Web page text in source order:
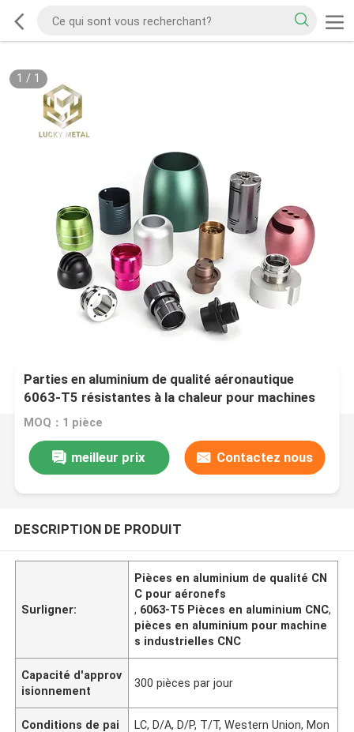
1 / 1
Parties en aluminium de qualité aéronautique
6063-T5 résistantes à la chaleur pour machines
industrielles
MOQ：1 pièce
meilleur prix Contactez nous
DESCRIPTION DE PRODUIT
Surligner:
Pièces en aluminium de qualité CN
C pour aéronefs
, 6063-T5 Pièces en aluminium CNC,
pièces en aluminium pour machine
s industrielles CNC
Capacité d'approv
isionnement
300 pièces par jour
Conditions de pai
LC, D/A, D/P, T/T, Western Union, Mon